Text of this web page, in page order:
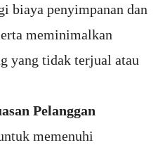
biaya penyimpanan dan
meminimalkan
yang tidak terjual atau
Pelanggan
memenuhi